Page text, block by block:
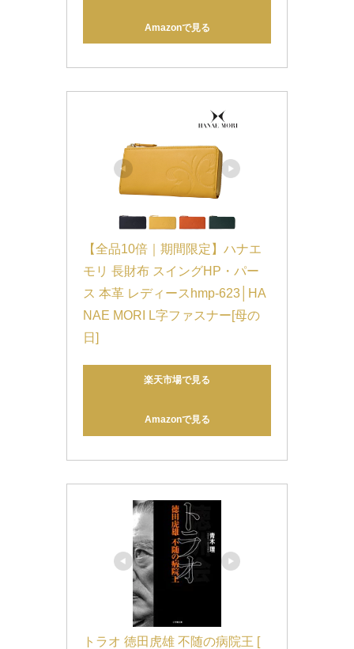
Amazonで見る
【全品10倍｜期間限定】ハナエ
モリ 長財布 スイングHP・パー
ス 本革 レディースhmp-623│HA
NAE MORI L字ファスナー[母の
日]
楽天市場で見る
Amazonで見る
トラオ 徳田虎雄 不随の病院王 [